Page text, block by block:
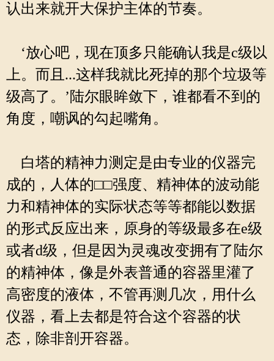
认出来就开大保护主体的节奏。
‘放心吧，现在顶多只能确认我是c级以
上。而且...这样我就比死掉的那个垃圾等
级高了。’陆尔眼眸敛下，谁都看不到的
角度，嘲讽的勾起嘴角。
白塔的精神力测定是由专业的仪器完
成的，人体的□□强度、精神体的波动能
力和精神体的实际状态等等都能以数据
的形式反应出来，原身的等级最多在e级
或者d级，但是因为灵魂改变拥有了陆尔
的精神体，像是外表普通的容器里灌了
高密度的液体，不管再测几次，用什么
仪器，看上去都是符合这个容器的状
态，除非剖开容器。